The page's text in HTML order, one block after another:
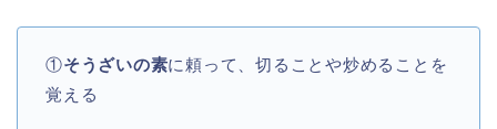
①そうざいの素に頼って、切ることや炒めることを
覚える